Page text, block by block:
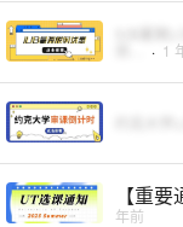
· 1
【重
年前